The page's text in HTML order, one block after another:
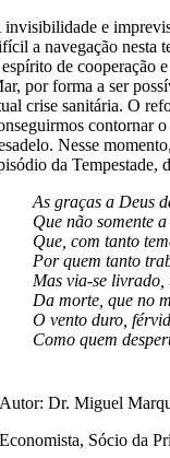
invisibilidade e
a navegação nesta
de cooperação
por forma a ser
crise sanitária. O
contornar
Nesse
da Tempestade,
As graças a Deus
Que não somente
Que, com tanto
Por quem tanto
Mas via-se livrado,
Da morte, que no
O vento duro,
Como quem
Autor: Dr. Miguel
Economista, Sócio da